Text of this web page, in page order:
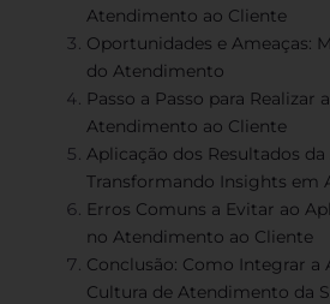
Atendimento ao Cliente
Oportunidades e Ameaças:
do Atendimento
Passo a Passo para Realizar
Atendimento ao Cliente
Aplicação dos Resultados da
Transformando Insights em
Erros Comuns a Evitar ao
no Atendimento ao Cliente
Conclusão: Como Integrar a
Cultura de Atendimento da